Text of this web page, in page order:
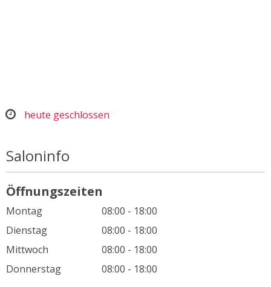
heute geschlossen
Saloninfo
Öffnungszeiten
Montag
08:00 - 18:00
Dienstag
08:00 - 18:00
Mittwoch
08:00 - 18:00
Donnerstag
08:00 - 18:00